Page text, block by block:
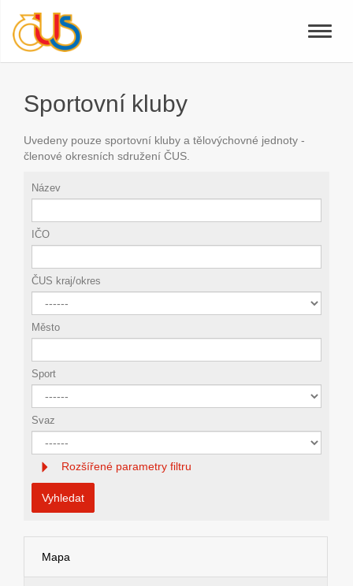
Toggle
Sportovní kluby
Uvedeny pouze sportovní kluby a tělovýchovné jednoty -
členové okresních sdružení ČUS.
Název
IČO
ČUS kraj/okres
Město
Sport
Svaz
Rozšířené parametry filtru
Vyhledat
Mapa